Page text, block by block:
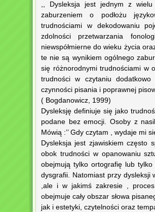
,, Dysleksja jest jednym z wielu
zaburzeniem o podłożu
trudnościami w dekodowaniu
zdolności przetwarzania
niewspółmierne do wieku życia
te nie są wynikiem ogólnego
się różnorodnymi trudnościami w
trudności w czytaniu
czynności pisania i poprawnej
( Bogdanowicz, 1999)
Dysleksję definiuje się jako
podane bez emocji. Osoby z
Mówią :’’ Gdy czytam , wydaje mi
Dysleksja jest zjawiskiem często
obok trudności w opanowaniu
obejmują tylko ortografię lub
dysgrafii. Natomiast przy dysleksji
,ale i w jakimś zakresie ,
obejmuje cały obszar słowa
jak i estetyki, czytelności oraz